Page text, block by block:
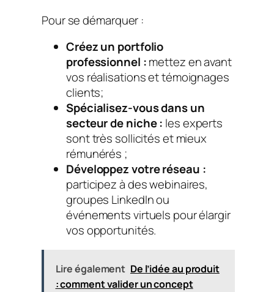
Pour se démarquer :
Créez un portfolio
professionnel :mettez en avant
vos réalisations et témoignages
clients;
Spécialisez-vous dans un
secteur de niche : les experts
sont très sollicités et mieux
rémunérés ;
Développez votre réseau :
participez à des webinaires,
groupes LinkedIn ou
événements virtuels pour élargir
vos opportunités.
Lire également De l’idée au produit
: comment valider un concept